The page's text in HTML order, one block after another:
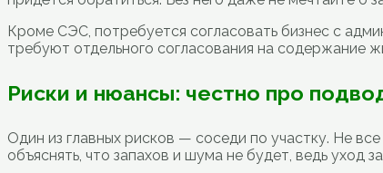
Кроме СЭС, потребуется согласовать бизнес с
требуют отдельного согласования на содержание
Риски и нюансы: честно про
Один из главных рисков — соседи по участку. Не
объяснять, что запахов и шума не будет, ведь уход